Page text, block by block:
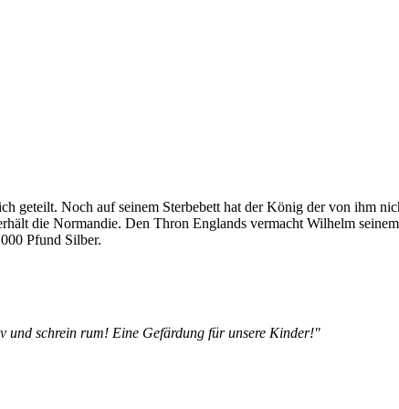
geteilt. Noch auf seinem Sterbebett hat der König der von ihm
die Normandie. Den Thron Englands vermacht Wilhelm
Pfund Silber.
und schrein rum! Eine Gefärdung für unsere Kinder!"